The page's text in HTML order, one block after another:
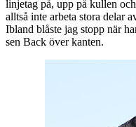
linjetag på, upp på kullen
alltså inte arbeta stora delar
Ibland blåste jag stopp när
sen Back över kanten.